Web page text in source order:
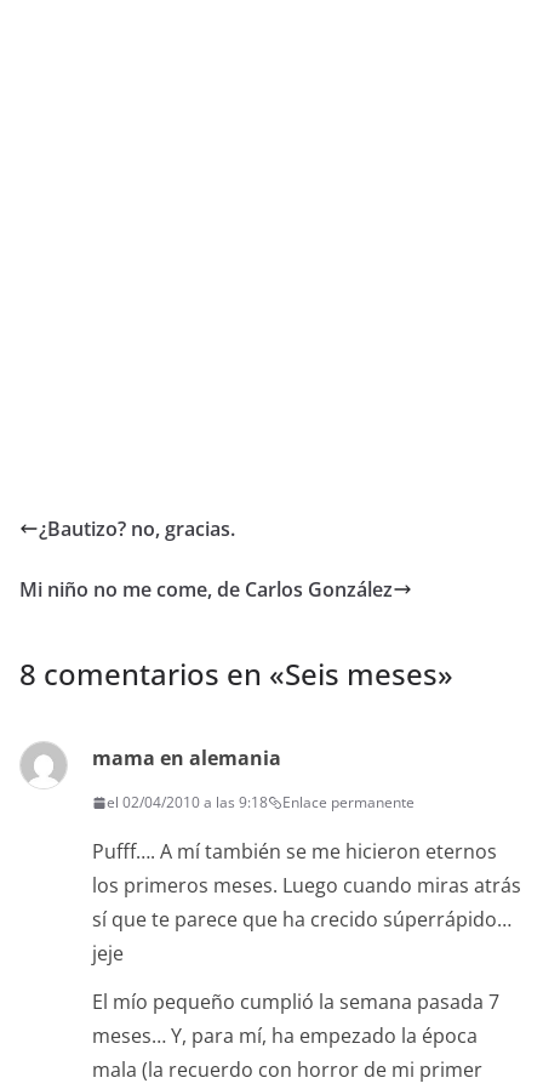
¿Bautizo? no, gracias.
Mi niño no me come, de Carlos González
8 comentarios en «Seis meses»
mama en alemania
el 02/04/2010 a las 9:18 Enlace permanente
Pufff…. A mí también se me hicieron eternos
los primeros meses. Luego cuando miras atrás
sí que te parece que ha crecido súperrápido…
jeje
El mío pequeño cumplió la semana pasada 7
meses… Y, para mí, ha empezado la época
mala (la recuerdo con horror de mi primer